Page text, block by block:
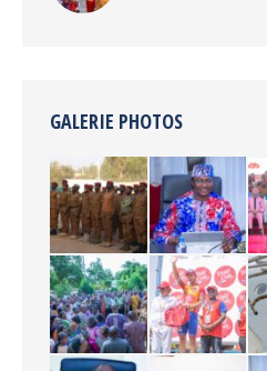
GALERIE PHOTOS